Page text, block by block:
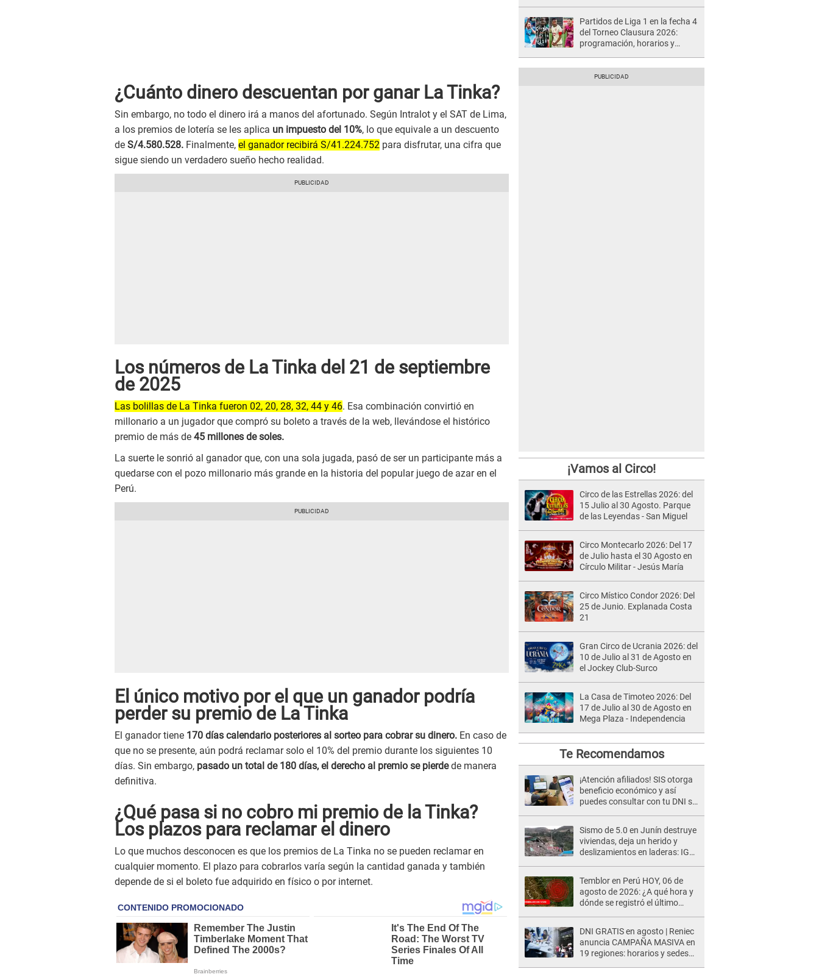
¿Cuánto dinero descuentan por ganar La Tinka?
Sin embargo, no todo el dinero irá a manos del afortunado. Según Intralot y el SAT de Lima,
a los premios de lotería se les aplica un impuesto del 10%, lo que equivale a un descuento
de S/4.580.528. Finalmente, el ganador recibirá S/41.224.752 para disfrutar, una cifra que
sigue siendo un verdadero sueño hecho realidad.
Los números de La Tinka del 21 de septiembre
de 2025
Las bolillas de La Tinka fueron 02, 20, 28, 32, 44 y 46. Esa combinación convirtió en
millonario a un jugador que compró su boleto a través de la web, llevándose el histórico
premio de más de 45 millones de soles.
La suerte le sonrió al ganador que, con una sola jugada, pasó de ser un participante más a
quedarse con el pozo millonario más grande en la historia del popular juego de azar en el
Perú.
El único motivo por el que un ganador podría
perder su premio de La Tinka
El ganador tiene 170 días calendario posteriores al sorteo para cobrar su dinero. En caso de
que no se presente, aún podrá reclamar solo el 10% del premio durante los siguientes 10
días. Sin embargo, pasado un total de 180 días, el derecho al premio se pierdede manera
definitiva.
¿Qué pasa si no cobro mi premio de la Tinka?
Los plazos para reclamar el dinero
Lo que muchos desconocen es que los premios de La Tinka no se pueden reclamar en
cualquier momento. El plazo para cobrarlos varía según la cantidad ganada y también
depende de si el boleto fue adquirido en físico o por internet.
Partidos de Liga 1 en la fecha 4
del Torneo Clausura 2026:
programación, horarios y
¡Vamos al Circo!
Circo de las Estrellas 2026: del
15 Julio al 30 Agosto. Parque
de las Leyendas - San Miguel
Circo Montecarlo 2026: Del 17
de Julio hasta el 30 Agosto en
Círculo Militar - Jesús María
Circo Místico Condor 2026: Del
25 de Junio. Explanada Costa
21
Gran Circo de Ucrania 2026: del
10 de Julio al 31 de Agosto en
el Jockey Club-Surco
La Casa de Timoteo 2026: Del
17 de Julio al 30 de Agosto en
Mega Plaza - Independencia
Te Recomendamos
¡Atención afiliados! SIS otorga
beneficio económico y así
puedes consultar con tu DNI si
Sismo de 5.0 en Junín destruye
viviendas, deja un herido y
deslizamientos en laderas: IGP
Temblor en Perú HOY, 06 de
agosto de 2026: ¿A qué hora y
dónde se registró el último
DNI GRATIS en agosto | Reniec
anuncia CAMPAÑA MASIVA en
19 regiones: horarios y sedes